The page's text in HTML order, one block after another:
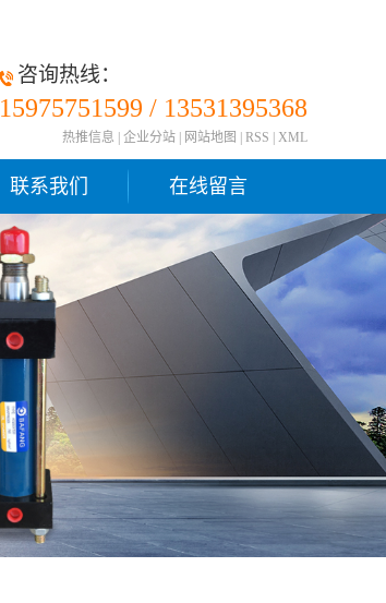
咨询热线：
15975751599 / 13531395368
热推信息 企业分站 网站地图 RSS XML
联系我们 在线留言